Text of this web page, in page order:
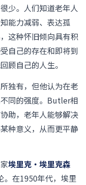
少。人们知道老年人
能力减弱、表达孤
这种怀旧倾向具有积
自己的存在和即将到
顾自己的人生。
独有，但他认为在老
同的强度。Butler相
助，老年人能够解决
种意义，从而更平静
埃里克·埃里克森
。在1950年代，埃里